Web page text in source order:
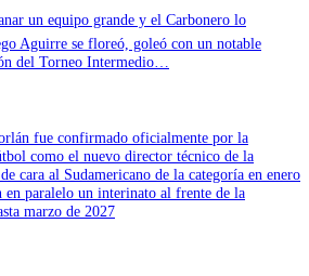
un equipo grande y el Carbonero lo
Aguirre se floreó, goleó con un notable
del Torneo Intermedio…
fue confirmado oficialmente por la
como el nuevo director técnico de la
cara al Sudamericano de la categoría en enero
en paralelo un interinato al frente de la
marzo de 2027